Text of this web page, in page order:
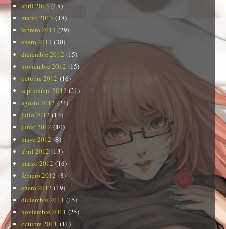
abril 2013 (15)
marzo 2013 (18)
febrero 2013 (29)
enero 2013 (30)
diciembre 2012 (15)
noviembre 2012 (15)
octubre 2012 (16)
septiembre 2012 (21)
agosto 2012(24)
julio 2012(13)
junio 2012 (10)
mayo 2012 (8)
abril 2012 (13)
marzo 2012 (16)
febrero 2012 (8)
enero 2012 (19)
diciembre 2011(15)
noviembre 2011 (25)
octubre 2011 (11)